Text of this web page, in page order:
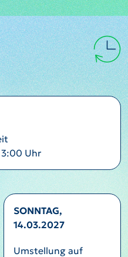
Uhr
SONNTAG,
14.03.2027
Umstellung auf